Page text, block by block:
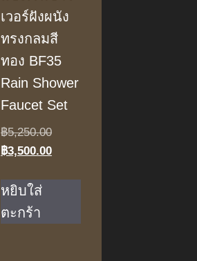
เวอร์ฝังผนัง
ทรงกลมสี
ทอง BF35
Rain Shower
Faucet Set
฿5,250.00Original
price
฿3,500.00Current
หยิบใส่
ตะกร้า